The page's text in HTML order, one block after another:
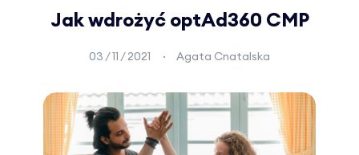
Jak wdrożyć optAd360 CMP
03 / 11 / 2021 Agata Cnatalska